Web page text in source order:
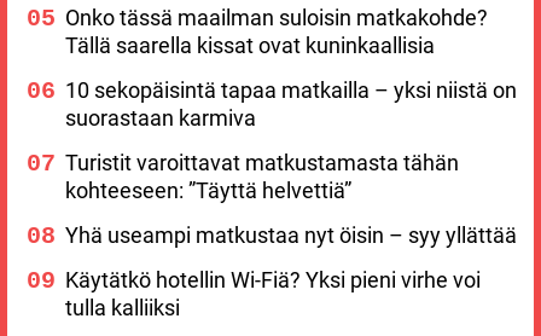
Onko tässä maailman suloisin matkakohde?
Tällä saarella kissat ovat kuninkaallisia
10 sekopäisintä tapaa matkailla – yksi niistä on
suorastaan karmiva
Turistit varoittavat matkustamasta tähän
kohteeseen: ”Täyttä helvettiä”
Yhä useampi matkustaa nyt öisin – syy yllättää
Käytätkö hotellin Wi-Fiä? Yksi pieni virhe voi
tulla kalliiksi